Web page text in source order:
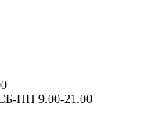
ПН 9.00-21.00